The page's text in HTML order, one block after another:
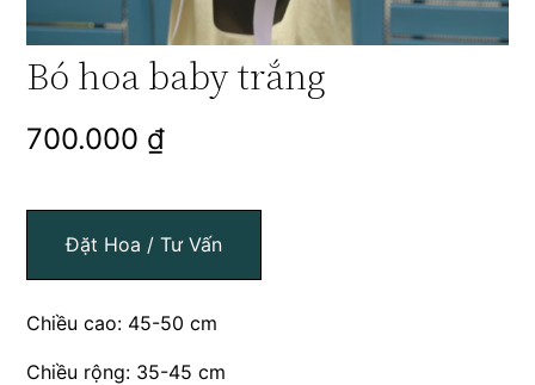
Bó hoa baby trắng
700.000 ₫
Đặt Hoa / Tư Vấn
Chiều cao: 45-50 cm
Chiều rộng: 35-45 cm